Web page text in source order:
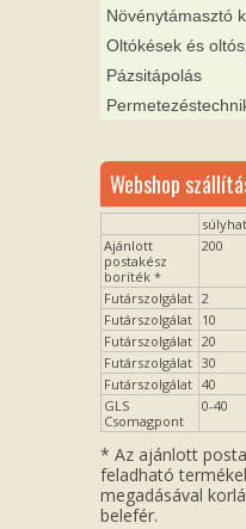
Növénytámasztó
Oltókések és
Pázsitápolás
Webshop
Ajánlott
postakész
boríték *
200
Futárszolgálat 2
Futárszolgálat 10
Futárszolgálat 20
Futárszolgálat 30
Futárszolgálat 40
GLS
Csomagpont
0-40
* Az ajánlott
feladható
megadásával
belefér.